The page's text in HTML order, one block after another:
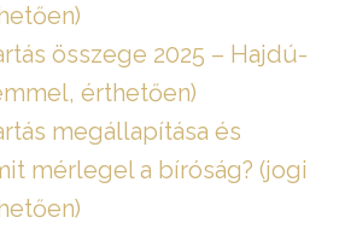
összege 2025 – Hajdú-
érthetően)
megállapítása és
mérlegel a bíróság? (jogi